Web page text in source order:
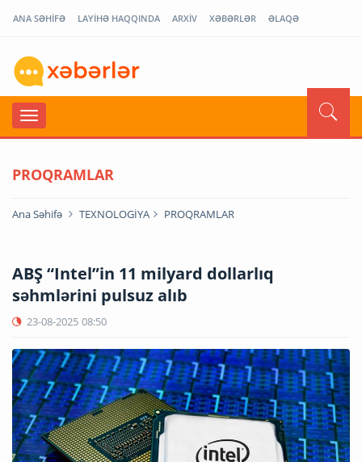
ANA SƏHİFƏ LAYİHƏ HAQQINDA ARXİV XƏBƏRLƏR ƏLAQƏ
PROQRAMLAR
Ana Səhifə TEXNOLOGİYA PROQRAMLAR
ABŞ “Intel”in 11 milyard dollarlıq
səhmlərini pulsuz alıb
23-08-2025 08:50